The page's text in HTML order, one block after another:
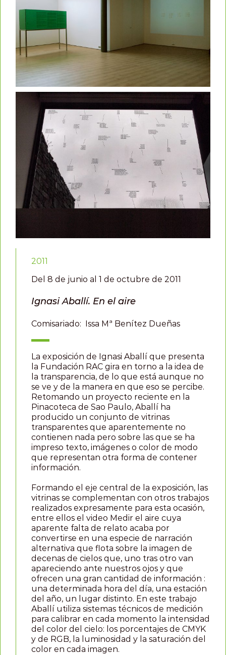
2011
Del 8 de junio al 1 de octubre de 2011
Ignasi Aballí. En el aire
Comisariado: Issa Mª Benítez Dueñas
La exposición de Ignasi Aballí que presenta
la Fundación RAC gira en torno a la idea de
la transparencia, de lo que está aunque no
se ve y de la manera en que eso se percibe.
Retomando un proyecto reciente en la
Pinacoteca de Sao Paulo, Aballí ha
producido un conjunto de vitrinas
transparentes que aparentemente no
contienen nada pero sobre las que se ha
impreso texto, imágenes o color de modo
que representan otra forma de contener
información.
Formando el eje central de la exposición, las
vitrinas se complementan con otros trabajos
realizados expresamente para esta ocasión,
entre ellos el video Medir el aire cuya
aparente falta de relato acaba por
convertirse en una especie de narración
alternativa que flota sobre la imagen de
decenas de cielos que, uno tras otro van
apareciendo ante nuestros ojos y que
ofrecen una gran cantidad de información :
una determinada hora del día, una estación
del año, un lugar distinto. En este trabajo
Aballí utiliza sistemas técnicos de medición
para calibrar en cada momento la intensidad
del color del cielo: los porcentajes de CMYK
y de RGB, la luminosidad y la saturación del
color en cada imagen.